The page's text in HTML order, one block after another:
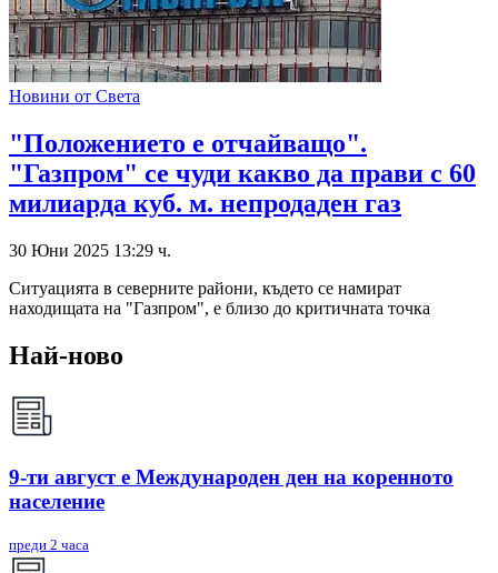
Новини от Света
"Положението е отчайващо".
"Газпром" се чуди какво да прави с 60
милиарда куб. м. непродаден газ
30 Юни 2025 13:29 ч.
Ситуацията в северните райони, където се намират
находищата на "Газпром", е близо до критичната точка
Най-ново
9-ти август е Международен ден на коренното
население
преди 2 часа